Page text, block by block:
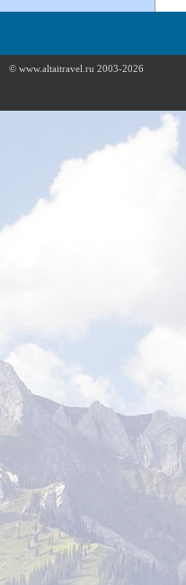
© www.altaitravel.ru 2003-2026